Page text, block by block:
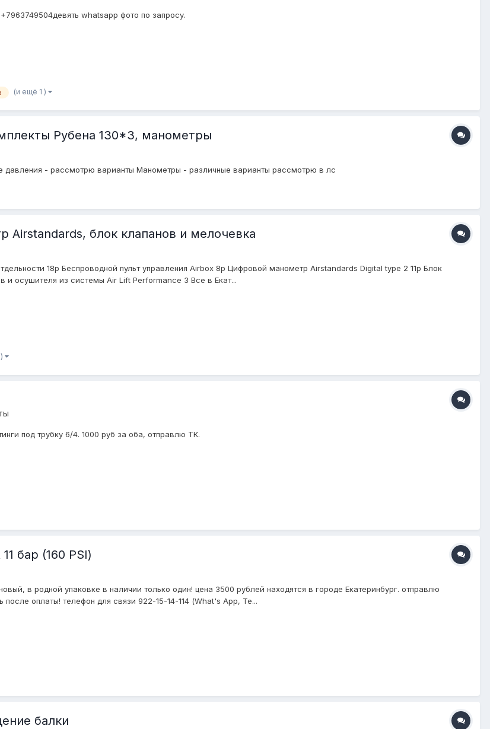
whatsapp фото по запросу.
(и ещё 1 )
Рубена 130*3, манометры
давления - рассмотрю варианты Манометры - различные варианты рассмотрю в лс
Airstandards, блок клапанов и мелочевка
18р Беспроводной пульт управления Airbox 8р Цифровой манометр Airstandards Digital type 2 11р Блок
и осушителя из системы Air Lift Performance 3 Все в Екат...
под трубку 6/4. 1000 руб за оба, отправлю ТК.
бар (160 PSI)
в родной упаковке в наличии только один! цена 3500 рублей находятся в городе Екатеринбург. отправлю
оплаты! телефон для связи 922-15-14-114 (What's App, Te...
балки